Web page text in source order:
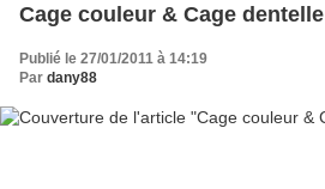
Cage couleur & Cage dentelle
Publié le 27/01/2011 à 14:19
Par dany88